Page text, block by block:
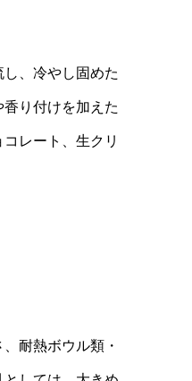
、冷やし固めた
り付けを加えた
レート、生クリ
耐熱ボウル類・